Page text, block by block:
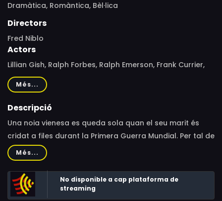
Dramàtica, Romàntica, Bèl·lica
Directors
Fred Niblo
Actors
Lillian Gish, Ralph Forbes, Ralph Emerson, Frank Currier,
George Fawcett, Fritzi Ridgeway, John S. Peters, Karl
Dane, Polly Moran, Billy Kent Schaefer, Louise Emmons,
Betty Jane Graham, Joel McCrea
Més...
Descripció
Una noia vienesa es queda sola quan el seu marit és
cridat a files durant la Primera Guerra Mundial. Per tal de
cuidar del seu nadó i del seu avi, es veu obligada a
prostituir-se.
Més...
No disponible a cap plataforma de
streaming